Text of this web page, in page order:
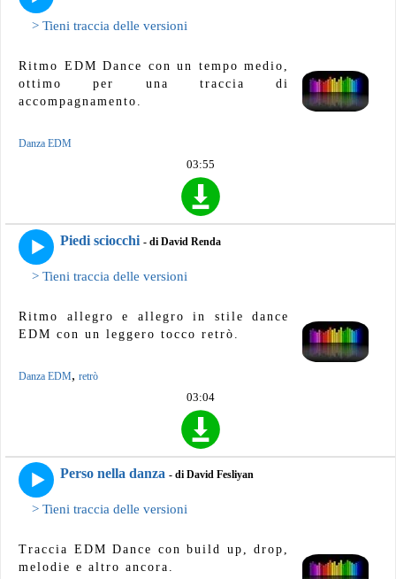
> Tieni traccia delle versioni
Ritmo EDM Dance con un tempo medio,
ottimo per una traccia di
accompagnamento.
Danza EDM
03:55
Piedi sciocchi - di David Renda
> Tieni traccia delle versioni
Ritmo allegro e allegro in stile dance
EDM con un leggero tocco retrò.
Danza EDM, retrò
03:04
Perso nella danza - di David Fesliyan
> Tieni traccia delle versioni
Traccia EDM Dance con build up, drop,
melodie e altro ancora.